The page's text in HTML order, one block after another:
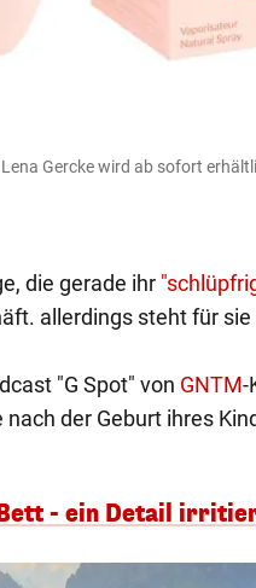
Gercke wird ab sofort
die gerade ihr
allerdings steht für
"G Spot" von GNTM-
der Geburt ihres
- ein Detail